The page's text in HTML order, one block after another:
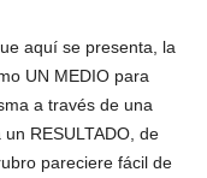
aquí se presenta, la
UN MEDIO para
a través de una
RESULTADO, de
pareciere fácil de